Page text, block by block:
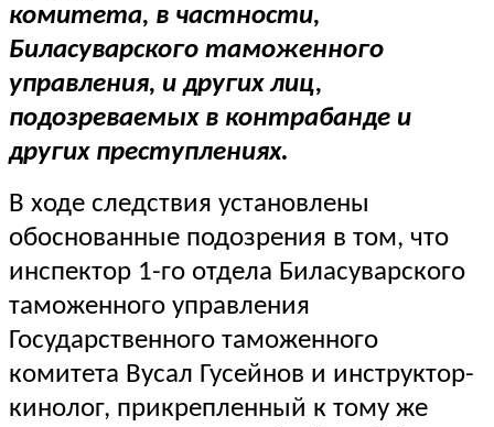
комитета, в частности,
Биласуварского таможенного
управления, и других лиц,
подозреваемых в контрабанде и
других преступлениях.
В ходе следствия установлены
обоснованные подозрения в том, что
инспектор 1-го отдела Биласуварского
таможенного управления
Государственного таможенного
комитета Вусал Гусейнов и инструктор-
кинолог, прикрепленный к тому же